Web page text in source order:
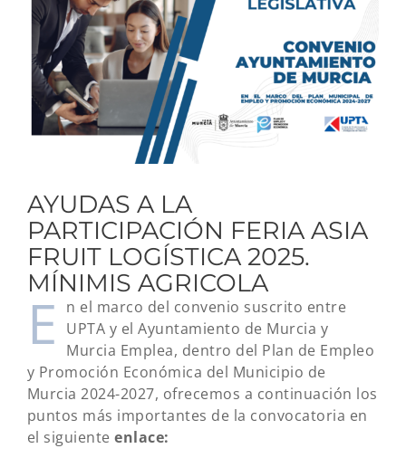
grande
AYUDAS A LA
PARTICIPACIÓN FERIA ASIA
FRUIT LOGÍSTICA 2025.
MÍNIMIS AGRICOLA
E
n el marco del convenio suscrito entre
UPTA y el Ayuntamiento de Murcia y
Murcia Emplea, dentro del Plan de Empleo
y Promoción Económica del Municipio de
Murcia 2024-2027, ofrecemos a continuación los
puntos más importantes de la convocatoria en
el siguienteenlace: